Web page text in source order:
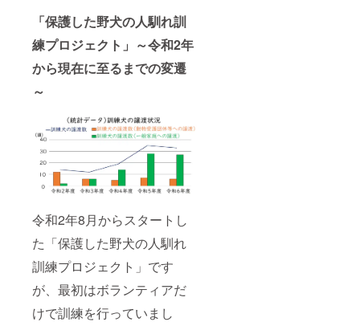
「保護した野犬の人馴れ訓
練プロジェクト」～令和2年
から現在に至るまでの変遷
～
令和2年8月からスタートし
た「保護した野犬の人馴れ
訓練プロジェクト」です
が、最初はボランティアだ
けで訓練を行っていまし